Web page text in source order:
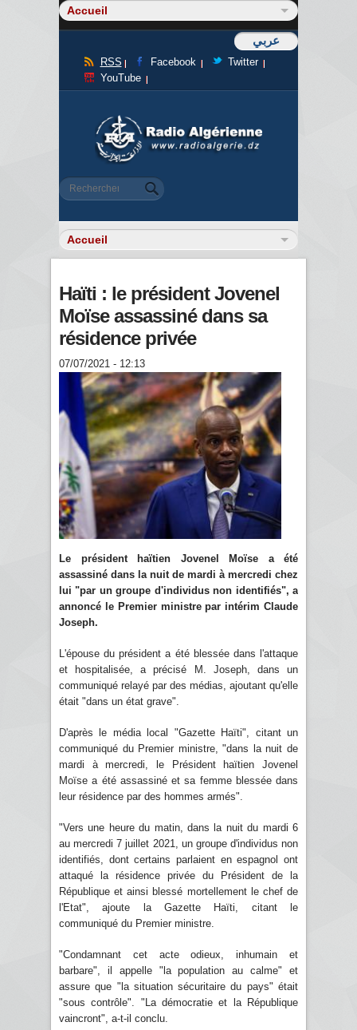
عربي
RSS Facebook
Twitter
YouTube
Formulaire de recherche
Rechercher
Haïti : le président Jovenel
Moïse assassiné dans sa
résidence privée
07/07/2021 - 12:13
Le président haïtien Jovenel Moïse a été
assassiné dans la nuit de mardi à mercredi chez
lui "par un groupe d'individus non identifiés", a
annoncé le Premier ministre par intérim Claude
Joseph.
L'épouse du président a été blessée dans l'attaque
et hospitalisée, a précisé M. Joseph, dans un
communiqué relayé par des médias, ajoutant qu'elle
était "dans un état grave".
D'après le média local "Gazette Haïti", citant un
communiqué du Premier ministre, "dans la nuit de
mardi à mercredi, le Président haïtien Jovenel
Moïse a été assassiné et sa femme blessée dans
leur résidence par des hommes armés".
"Vers une heure du matin, dans la nuit du mardi 6
au mercredi 7 juillet 2021, un groupe d'individus non
identifiés, dont certains parlaient en espagnol ont
attaqué la résidence privée du Président de la
République et ainsi blessé mortellement le chef de
l'Etat", ajoute la Gazette Haïti, citant le
communiqué du Premier ministre.
"Condamnant cet acte odieux, inhumain et
barbare", il appelle "la population au calme" et
assure que "la situation sécuritaire du pays" était
"sous contrôle". "La démocratie et la République
vaincront", a-t-il conclu.